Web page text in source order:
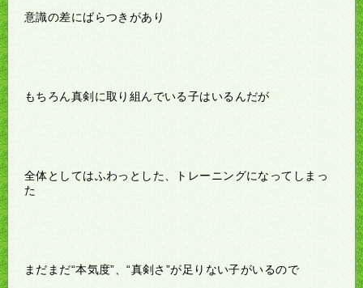
意識の差にばらつきがあり
もちろん真剣に取り組んでいる子はいるんだが
全体としてはふわっとした、トレーニングになってしまっ
た
まだまだ“本気度”、“真剣さ”が足りない子がいるので